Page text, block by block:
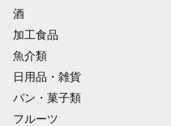
酒
加工食品
魚介類
日用品・雑貨
パン・菓子類
フルーツ